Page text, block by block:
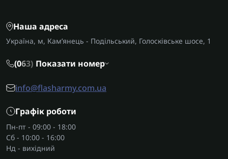
Наша адреса
Україна, м, Кам’янець - Подільський, Голосківське шосе, 1
(063) Показати номер
info@flasharmy.com.ua
Графік роботи
Пн-пт - 09:00 - 18:00
Сб - 10:00 - 16:00
Нд - вихідний